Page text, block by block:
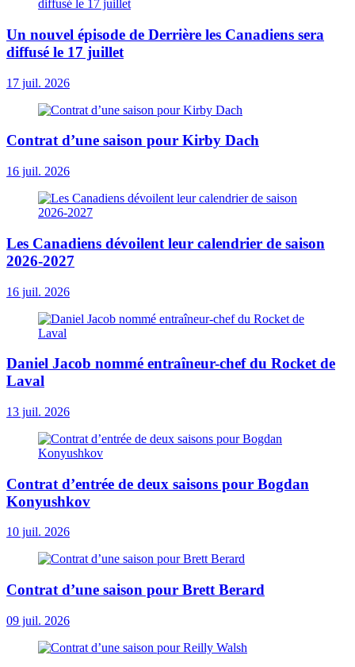
Un nouvel épisode de Derrière les Canadiens sera
diffusé le 17 juillet
17 juil. 2026
Contrat d’une saison pour Kirby Dach
16 juil. 2026
Les Canadiens dévoilent leur calendrier de saison
2026-2027
16 juil. 2026
Daniel Jacob nommé entraîneur-chef du Rocket de
Laval
13 juil. 2026
Contrat d’entrée de deux saisons pour Bogdan
Konyushkov
10 juil. 2026
Contrat d’une saison pour Brett Berard
09 juil. 2026